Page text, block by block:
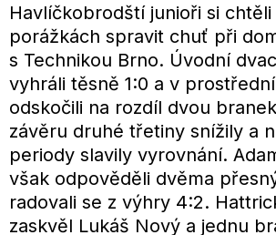
Havlíčkobrodští junioři si
porážkách spravit chuť při
s Technikou Brno. Úvodní
vyhráli těsně 1:0 a v
odskočili na rozdíl dvou
závěru druhé třetiny snížily a
periody slavily vyrovnání.
však odpověděli dvěma
radovali se z výhry 4:2.
zaskvěl Lukáš Nový a jednu